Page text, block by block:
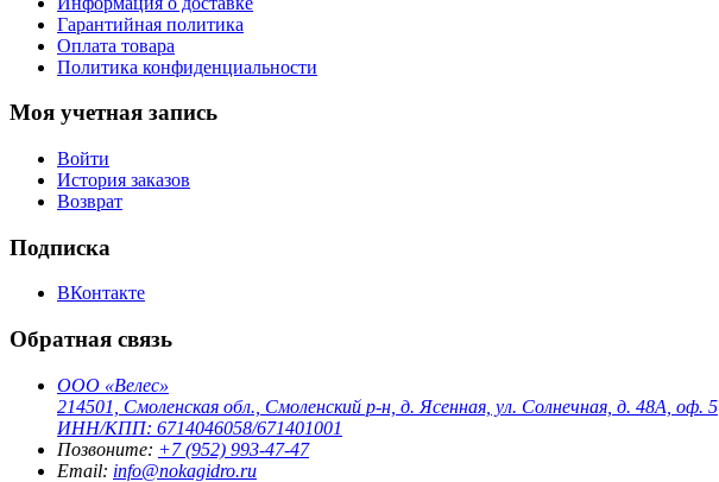
Гарантийная политика
Оплата товара
Политика конфиденциальности
Моя учетная запись
Войти
История заказов
Возврат
Подписка
ВКонтакте
Обратная связь
ООО «Велес»
214501, Смоленская обл., Смоленский р-н, д. Ясенная, ул. Солнечная, д. 48А, оф. 5
ИНН/КПП: 6714046058/671401001
Позвоните: +7 (952) 993-47-47
Email: info@nokagidro.ru